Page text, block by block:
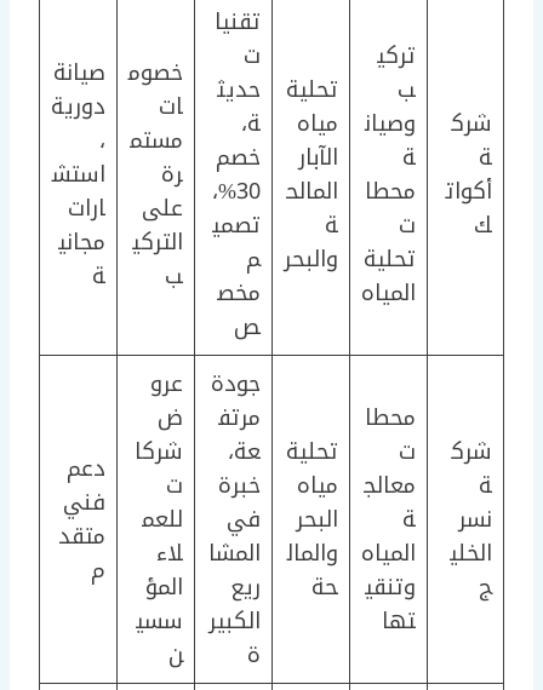
شرك
ة
أكوات
ك
تركي
ب
وصيان
ة
محطا
ت
تحلية
المياه
تحلية
مياه
الآبار
المالح
ة
والبحر
تقنيا
ت
حديث
ة،
خصم
30%،
تصمي
م
مخص
ص
خصوم
ات
مستم
رة
على
التركي
ب
صيانة
دورية
،
استش
ارات
مجاني
ة
شرك
ة
نسر
الخلي
ج
محطا
ت
معالج
ة
المياه
وتنقي
تها
تحلية
مياه
البحر
والمال
حة
جودة
مرتف
عة،
خبرة
في
المشا
ريع
الكبير
ة
عرو
ض
شركا
ت
للعم
لاء
المؤ
سسي
ن
دعم
فني
متقد
م